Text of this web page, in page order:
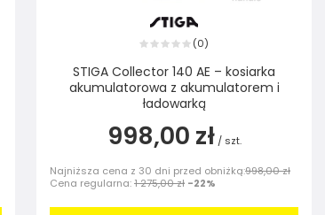
(0)
STIGA Collector 140 AE – kosiarka
akumulatorowa z akumulatorem i
ładowarką
998,00 zł / szt.
Najniższa cena z 30 dni przed obniżką:998,00 zł
Cena regularna:1 275,00 zł -22%